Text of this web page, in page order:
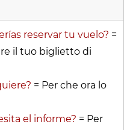
reservar tu vuelo? =
il tuo biglietto di
= Per che ora lo
el informe? = Per